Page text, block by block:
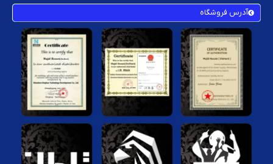
آدرس فروشگاه